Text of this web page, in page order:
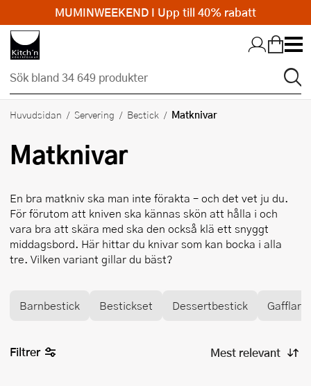
Hopp till huvudinnehållet
Huvudsidan Servering Bestick Matknivar
Matknivar
En bra matkniv ska man inte förakta – och det vet ju du.
För förutom att kniven ska kännas skön att hålla i och
vara bra att skära med ska den också klä ett snyggt
middagsbord. Här hittar du knivar som kan bocka i alla
tre. Vilken variant gillar du bäst?
Barnbestick Bestickset Dessertbestick Gafflar
Filtrer
MUMINWEEKEND I Upp till 40% rabatt